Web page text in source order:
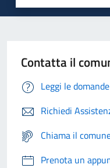
Contatta il
Leggi le
Richiedi
Chiama il
Prenota un